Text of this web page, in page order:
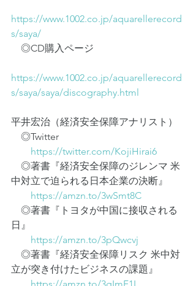
https://www.1002.co.jp/aquarellerecord
s/saya/
◎CD購入ページ
https://www.1002.co.jp/aquarellerecord
s/saya/saya/discography.html
平井宏治（経済安全保障アナリスト）
◎Twitter
https://twitter.com/KojiHirai6
◎著書『経済安全保障のジレンマ 米
中対立で迫られる日本企業の決断』
https://amzn.to/3wSmt8C
◎著書『トヨタが中国に接収される
日』
https://amzn.to/3pQwcvj
◎著書『経済安全保障リスク 米中対
立が突き付けたビジネスの課題』
https://amzn.to/3gImF1I